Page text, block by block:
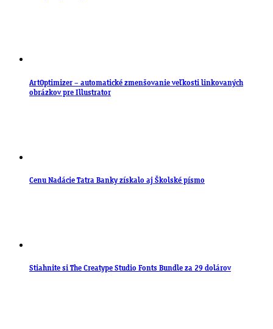
ArtOptimizer – automatické zmenšovanie veľkosti linkovaných
obrázkov pre Illustrator
Cenu Nadácie Tatra Banky získalo aj Školské písmo
Stiahnite si The Creatype Studio Fonts Bundle za 29 dolárov